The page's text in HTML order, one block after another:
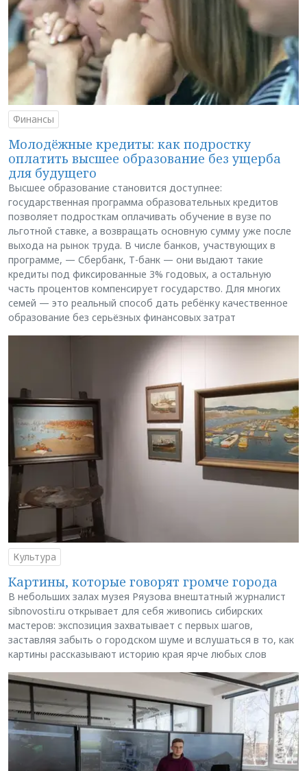
Финансы
Молодёжные кредиты: как подростку
оплатить высшее образование без ущерба
для будущего
Высшее образование становится доступнее:
государственная программа образовательных кредитов
позволяет подросткам оплачивать обучение в вузе по
льготной ставке, а возвращать основную сумму уже после
выхода на рынок труда. В числе банков, участвующих в
программе, — Сбербанк, Т-банк — они выдают такие
кредиты под фиксированные 3% годовых, а остальную
часть процентов компенсирует государство. Для многих
семей — это реальный способ дать ребёнку качественное
образование без серьёзных финансовых затрат
Культура
Картины, которые говорят громче города
В небольших залах музея Ряузова внештатный журналист
sibnovosti.ru открывает для себя живопись сибирских
мастеров: экспозиция захватывает с первых шагов,
заставляя забыть о городском шуме и вслушаться в то, как
картины рассказывают историю края ярче любых слов